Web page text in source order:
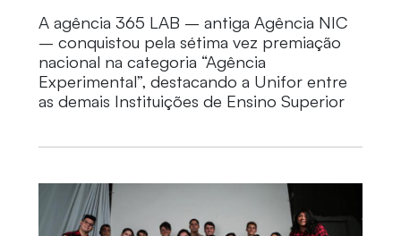
A agência 365 LAB – antiga Agência NIC
– conquistou pela sétima vez premiação
nacional na categoria “Agência
Experimental”, destacando a Unifor entre
as demais Instituições de Ensino Superior